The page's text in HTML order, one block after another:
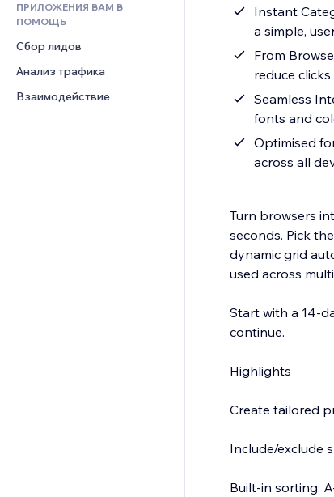
Погода
Графики и таблицы
Управление отношениями с
клиентом (CRM)
ПРИЛОЖЕНИЯ ВАМ В
ПОМОЩЬ
Сбор лидов
Анализ трафика
Взаимодействие
Instant
a simple,
From
reduce
Seamless
fonts and
Optimised
across all
Turn browsers
seconds. Pick
dynamic grid
used across
Start with a 14-
continue.
Highlights
Create tailored
Include/exclude
Built-in sorting: